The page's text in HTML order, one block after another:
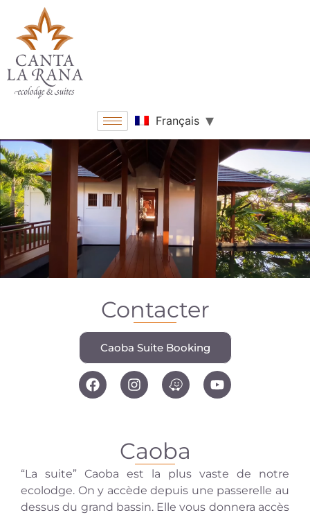
Français
Contacter
Caoba Suite Booking
Caoba
“La suite” Caoba est la plus vaste de notre
ecolodge. On y accède depuis une passerelle au
dessus du grand bassin. Elle vous donnera accès